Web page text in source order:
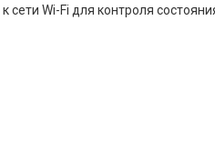
Wi-Fi для контроля